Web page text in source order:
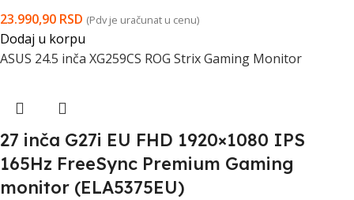
23.990,90 RSD (Pdv je uračunat u cenu)
Dodaj u korpu
ASUS 24.5 inča XG259CS ROG Strix Gaming Monitor
27 inča G27i EU FHD 1920×1080 IPS
165Hz FreeSync Premium Gaming
monitor (ELA5375EU)